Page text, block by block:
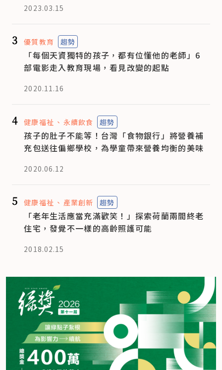
2023.03.15
3 優質教育 趨勢
「每個天資獨特的孩子，都有位懂他的老師」6
部電影走入教育現場，看見改變的起點
2020.11.16
4 健康福祉 永續飲食 趨勢
孩子的肚子不能等！台灣「食物銀行」將營養補
充包送往偏鄉學校，為學童帶來營養均衡的美味
2020.06.12
5 健康福祉 產業創新 趨勢
「老年生活應當充滿歡笑！」探索荷蘭兩間終老
住宅，發覺不一樣的高齡照護可能
2018.02.15